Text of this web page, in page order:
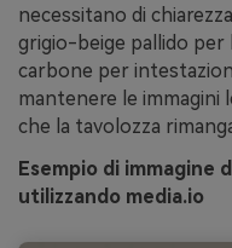
necessitano di
grigio-beige pallido per
carbone per
mantenere le immagini
che la tavolozza
Esempio di immagine
utilizzando media.io